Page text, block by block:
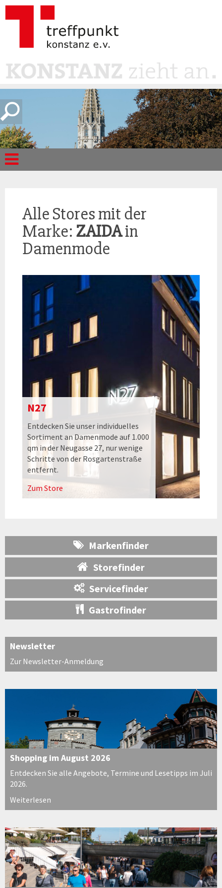
Alle Stores mit der
Marke: ZAIDAin
Damenmode
N27
Entdecken Sie unser individuelles
Sortiment an Damenmode auf 1.000
qm in der Neugasse 27, nur wenige
Schritte von der Rosgartenstraße
entfernt.
Zum Store
Markenfinder
Storefinder
Servicefinder
Gastrofinder
Newsletter
Zur Newsletter-Anmeldung
Shopping im August 2026
Entdecken Sie alle Angebote, Termine und Lesetipps im Juli
2026.
Weiterlesen